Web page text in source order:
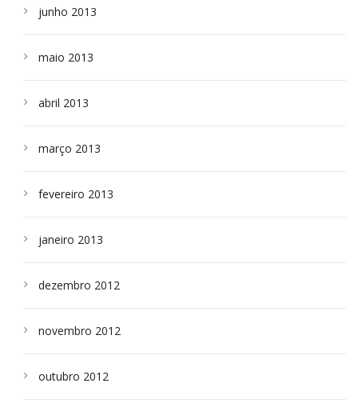
junho 2013
maio 2013
abril 2013
março 2013
fevereiro 2013
janeiro 2013
dezembro 2012
novembro 2012
outubro 2012